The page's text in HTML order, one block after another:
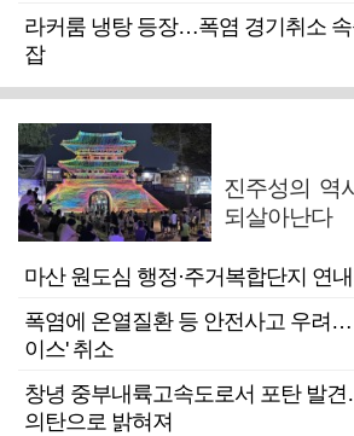
라커룸 냉탕 등장…폭염 경기취소
잡
진주성의 역
되살아난다
마산 원도심 행정·주거복합단지 연
폭염에 온열질환 등 안전사고 우려…
이스' 취소
창녕 중부내륙고속도로서 포탄 발
의탄으로 밝혀져